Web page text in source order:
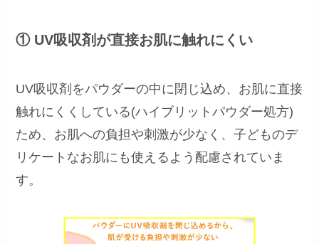
① UV吸収剤が直接お肌に触れにくい
UV吸収剤をパウダーの中に閉じ込め、お肌に直接
触れにくくしている(ハイブリットパウダー処方)
ため、お肌への負担や刺激が少なく、子どものデ
リケートなお肌にも使えるよう配慮されていま
す。